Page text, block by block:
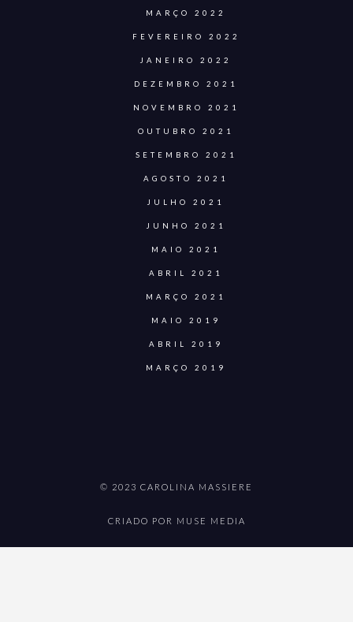
MARÇO 2022
FEVEREIRO 2022
JANEIRO 2022
DEZEMBRO 2021
NOVEMBRO 2021
OUTUBRO 2021
SETEMBRO 2021
AGOSTO 2021
JULHO 2021
JUNHO 2021
MAIO 2021
ABRIL 2021
MARÇO 2021
MAIO 2019
ABRIL 2019
MARÇO 2019
© 2023 CAROLINA MASSIERE
CRIADO POR MUSE MEDIA